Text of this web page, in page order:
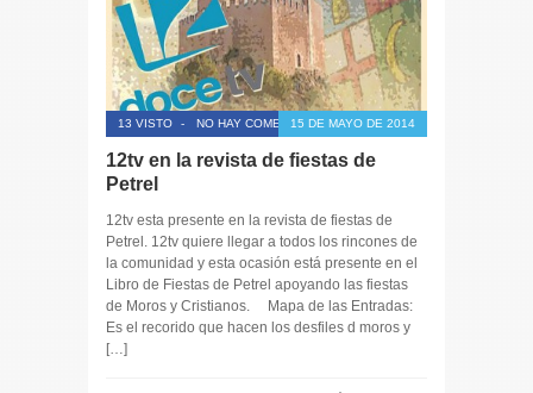
13 VISTO - NO HAY COMENTARIOS15 DE MAYO DE 2014
12tv en la revista de fiestas de
Petrel
12tv esta presente en la revista de fiestas de
Petrel. 12tv quiere llegar a todos los rincones de
la comunidad y esta ocasión está presente en el
Libro de Fiestas de Petrel apoyando las fiestas
de Moros y Cristianos. Mapa de las Entradas:
Es el recorido que hacen los desfiles d moros y
[…]